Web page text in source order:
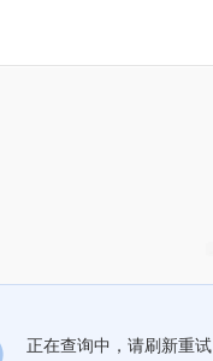
正在查询中，请刷新重试